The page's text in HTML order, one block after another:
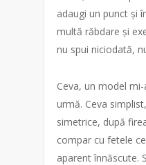
adaugi un punct și
multă răbdare și
nu spui niciodată,
Ceva, un model
urmă. Ceva
simetrice, după
compar cu fetele
aparent înnăscute.